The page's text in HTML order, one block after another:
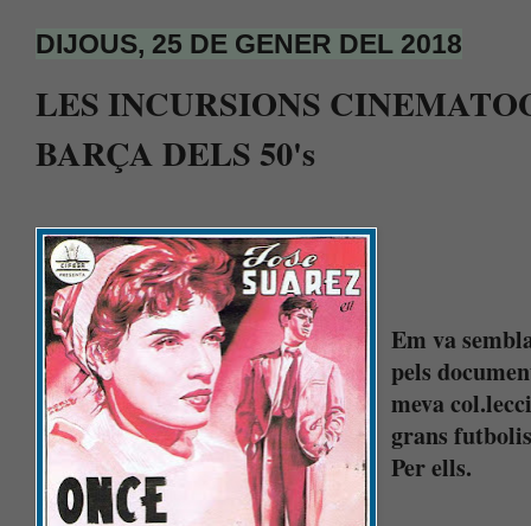
DIJOUS, 25 DE GENER DEL 2018
LES INCURSIONS
BARÇA DELS 50's
Em va
pels
meva
grans
Per ells.